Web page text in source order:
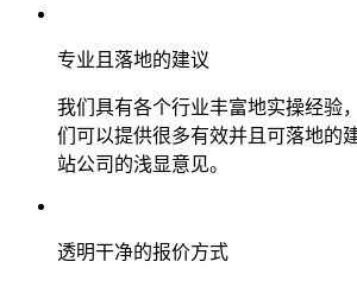
专业且落地的建议
我们具有各个行业丰富地实操经验
们可以提供很多有效并且可落地的
站公司的浅显意见。
透明干净的报价方式